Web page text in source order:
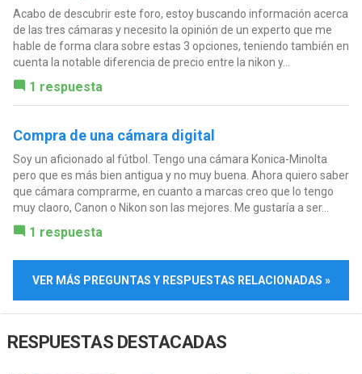
Acabo de descubrir este foro, estoy buscando información acerca
de las tres cámaras y necesito la opinión de un experto que me
hable de forma clara sobre estas 3 opciones, teniendo también en
cuenta la notable diferencia de precio entre la nikon y...
1 respuesta
Compra de una cámara digital
Soy un aficionado al fútbol. Tengo una cámara Konica-Minolta
pero que es más bien antigua y no muy buena. Ahora quiero saber
que cámara comprarme, en cuanto a marcas creo que lo tengo
muy claoro, Canon o Nikon son las mejores. Me gustaría a ser...
1 respuesta
VER MÁS PREGUNTAS Y RESPUESTAS RELACIONADAS »
RESPUESTAS DESTACADAS